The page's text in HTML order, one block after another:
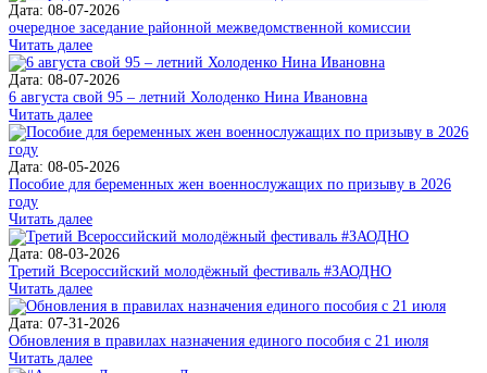
Дата: 08-07-2026
очередное заседание районной межведомственной комиссии
Читать далее
Дата: 08-07-2026
6 августа свой 95 – летний Холоденко Нина Ивановна
Читать далее
Дата: 08-05-2026
Пособие для беременных жен военнослужащих по призыву в 2026
году
Читать далее
Дата: 08-03-2026
Третий Всероссийский молодёжный фестиваль #ЗАОДНО
Читать далее
Дата: 07-31-2026
Обновления в правилах назначения единого пособия с 21 июля
Читать далее